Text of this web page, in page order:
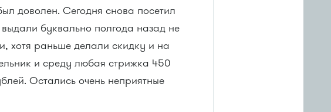
доволен. Сегодня снова посетил
буквально полгода назад не
хотя раньше делали скидку и на
и среду любая стрижка 450
Остались очень неприятные